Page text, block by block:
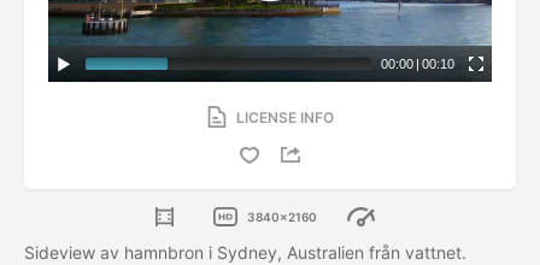
00:00 | 00:10
LICENSE INFO
3840x2160
Sideview av hamnbron i Sydney, Australien från vattnet.